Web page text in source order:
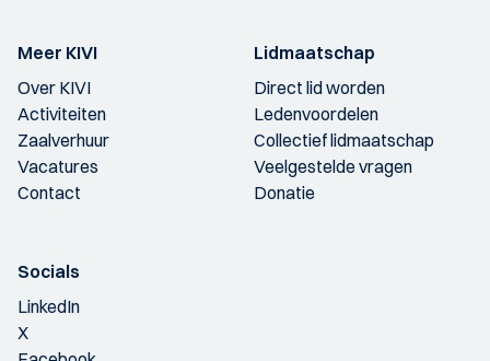
Meer KIVI
Over KIVI
Activiteiten
Zaalverhuur
Vacatures
Contact
Lidmaatschap
Direct lid worden
Ledenvoordelen
Collectief lidmaatschap
Veelgestelde vragen
Donatie
Socials
LinkedIn
X